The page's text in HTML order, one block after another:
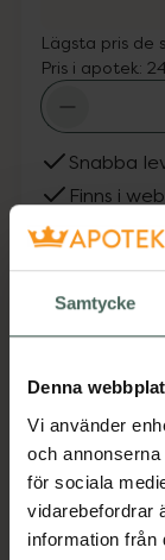
Samtycke
Denna
Vi använder
och
för sociala
vidarebefordrar
information från
Lägsta pris de
Pris i apotek:
Snabba
Finns i
Fler
Aktuella
Beskrivning
Påvisar
till diarré
många
att minska